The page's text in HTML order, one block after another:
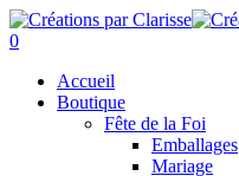
0
Accueil
Boutique
Fête de la Foi
Emballages
Mariage